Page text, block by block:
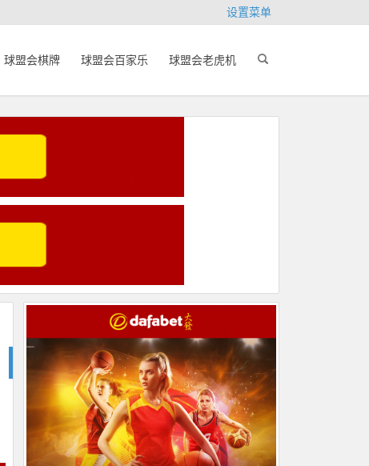
设置菜单
球盟会棋牌 球盟会百家乐 球盟会老虎机